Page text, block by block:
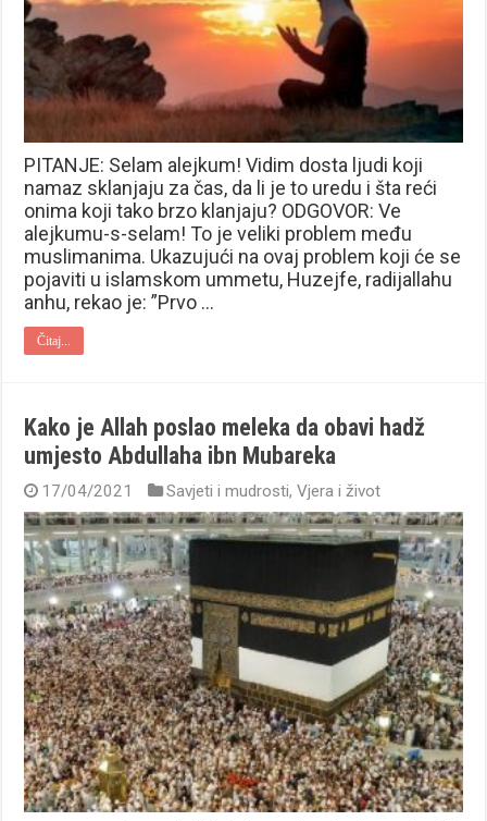
PITANJE: Selam alejkum! Vidim dosta ljudi koji
namaz sklanjaju za čas, da li je to uredu i šta reći
onima koji tako brzo klanjaju? ODGOVOR: Ve
alejkumu-s-selam! To je veliki problem među
muslimanima. Ukazujući na ovaj problem koji će se
pojaviti u islamskom ummetu, Huzejfe, radijallahu
anhu, rekao je: ”Prvo …
Čitaj...
Kako je Allah poslao meleka da obavi hadž
umjesto Abdullaha ibn Mubareka
17/04/2021 Savjeti i mudrosti,Vjera i život